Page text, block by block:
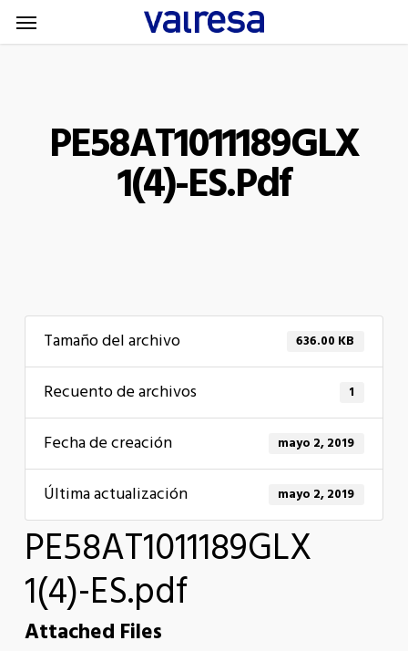
Skip
to
Menu
PE58AT1011189GLX
1(4)-ES.pdf
Tamaño del archivo 636.00 KB
Recuento de archivos 1
Fecha de creación mayo 2, 2019
Última actualización mayo 2, 2019
PE58AT1011189GLX
1(4)-ES.pdf
Attached Files
Menu